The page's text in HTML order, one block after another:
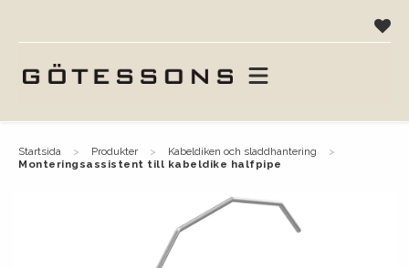
startsida produkter
kabeldiken och sladdhantering
monteringsassistent till kabeldike halfpipe